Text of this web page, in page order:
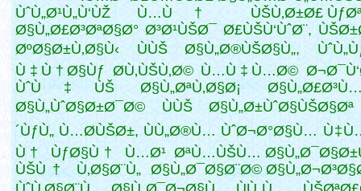
ÙˆÙ„Ø¹Ù„Ù‘ÙŽ Ù…Ù† ÙŠÙ‚Ø±Ø£
Ø§Ù„Ø£Ø³ØªØ§Ø° Ø³Ø¹ÙŠØ¯ Ø£ÙŠÙ‘ÙˆØ¨,
ØºØ§Ø±Ù‚Ø§Ù‹ ÙÙŠ Ø§Ù„Ø®ÙŠØ§Ù„,
Ù‡Ù†Ø§Ùƒ Ø­Ù‚ÙŠÙ‚Ø© Ù…Ù‡Ù…Ø©
ÙˆÙ‡ÙŠ Ø§Ù„ØªÙ‚Ø§Ø¡
Ø§Ù„ÙˆØ§Ø±Ø¯Ø© ÙÙŠ
´ÙƒÙ„ Ù…Ø­ÙŠØ±, ÙÙ„Ø®Ù… ÙˆØ¬Ø°Ø§Ù…
Ù† ÙƒØ§Ù† Ù…Ø¹ ØªÙ…ÙŠÙ…
ÙŠÙ† Ù‚Ø§Ø¨Ù„ Ø§Ù„Ø¯Ø§Ø¨Ø©